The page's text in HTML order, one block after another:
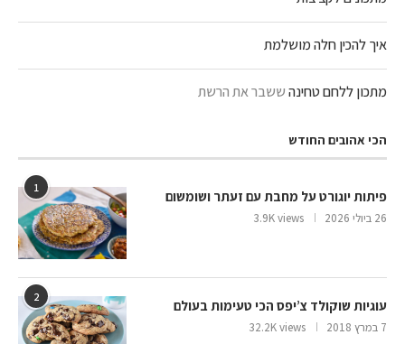
איך להכין חלה מושלמת
מתכון ללחם טחינהששבר את הרשת
הכי אהובים החודש
1
פיתות יוגורט על מחבת עם זעתר ושומשום
26 ביולי 2026 3.9K views
2
עוגיות שוקולד צ’יפס הכי טעימות בעולם
7 במרץ 2018 32.2K views